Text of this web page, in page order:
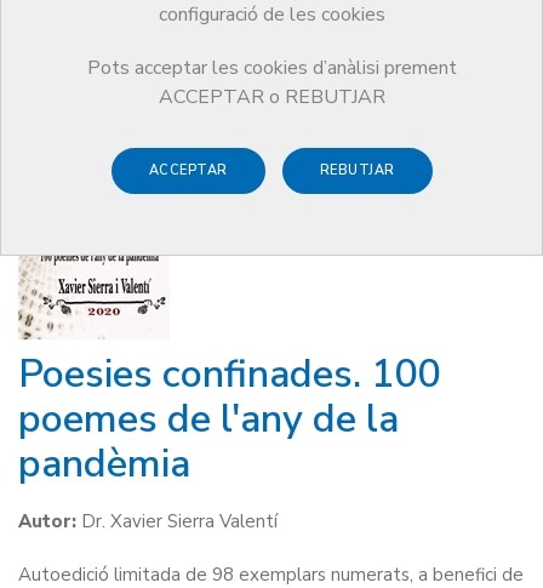
configuració de les cookies
Pots acceptar les cookies d’anàlisi prement
ACCEPTAR o REBUTJAR
ACCEPTAR REBUTJAR
Poesies confinades. 100
poemes de l'any de la
pandèmia
Autor: Dr. Xavier Sierra Valentí
Autoedició limitada de 98 exemplars numerats, a benefici de